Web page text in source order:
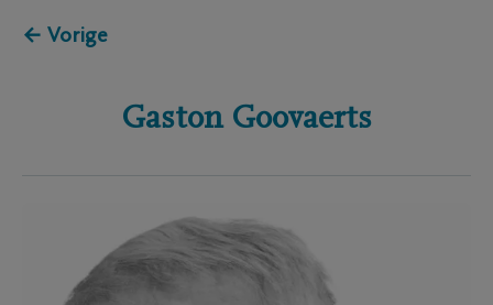
← Vorige
Gaston Goovaerts